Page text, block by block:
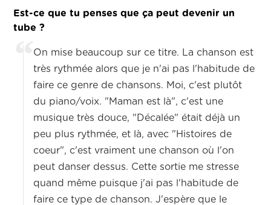
Est-ce que tu penses que ça peut devenir un
tube ?
On mise beaucoup sur ce titre. La chanson est
très rythmée alors que je n'ai pas l'habitude de
faire ce genre de chansons. Moi, c'est plutôt
du piano/voix. "Maman est là", c'est une
musique très douce, "Décalée" était déjà un
peu plus rythmée, et là, avec "Histoires de
coeur", c'est vraiment une chanson où l'on
peut danser dessus. Cette sortie me stresse
quand même puisque j'ai pas l'habitude de
faire ce type de chanson. J'espère que le